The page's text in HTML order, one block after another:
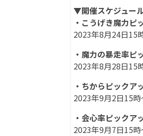
▼開催スケジュー
・こうげき魔力ピ
2023年8月24日15
・魔力の暴走率ピ
2023年8月28日15
・ちからピックア
2023年9月2日15
・会心率ピックア
2023年9月7日15